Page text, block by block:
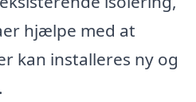
hjælpe med at
kan installeres ny og